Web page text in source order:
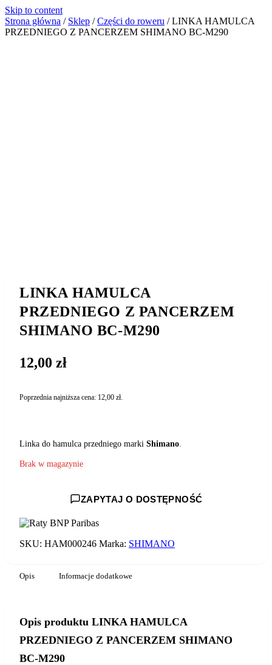
Skip to content
Strona główna / Sklep / Części do roweru / LINKA HAMULCA
PRZEDNIEGO Z PANCERZEM SHIMANO BC-M290
LINKA HAMULCA
PRZEDNIEGO Z PANCERZEM
SHIMANO BC-M290
12,00 zł
Poprzednia najniższa cena: 12,00 zł.
Linka do hamulca przedniego marki Shimano.
Brak w magazynie
ZAPYTAJ O DOSTĘPNOŚĆ
SKU: HAM000246 Marka: SHIMANO
Opis Informacje dodatkowe
Opis produktu LINKA HAMULCA
PRZEDNIEGO Z PANCERZEM SHIMANO
BC-M290